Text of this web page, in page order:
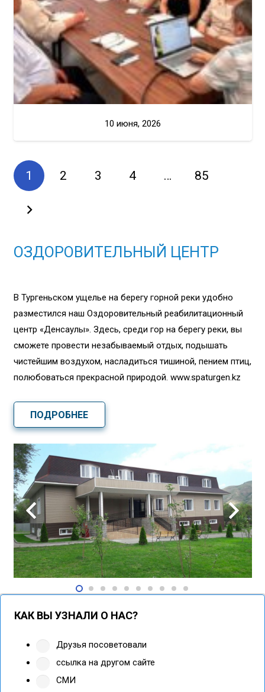
10 июня, 2026
1 2 3 4 … 85
ОЗДОРОВИТЕЛЬНЫЙ ЦЕНТР
В Тургеньском ущелье на берегу горной реки удобно
разместился наш Оздоровительный реабилитационный
центр «Денсаулық». Здесь, среди гор на берегу реки, вы
сможете провести незабываемый отдых, подышать
чистейшим воздухом, насладиться тишиной, пением птиц,
полюбоваться прекрасной природой. www.spaturgen.kz
ПОДРОБНЕЕ
КАК ВЫ УЗНАЛИ О НАС?
Друзья посоветовали
ссылка на другом сайте
СМИ